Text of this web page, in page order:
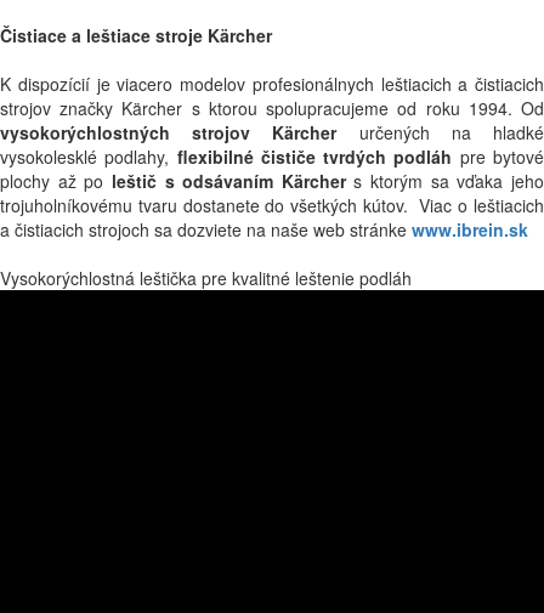
Čistiace a leštiace stroje Kärcher
K dispozícií je viacero modelov profesionálnych leštiacich a čistiacich
strojov značky Kärcher s ktorou spolupracujeme od roku 1994. Od
vysokorýchlostných strojov Kärcherurčených na hladké
vysokolesklé podlahy, flexibilné čističe tvrdých podláh pre bytové
plochy až po leštič s odsávaním Kärchers ktorým sa vďaka jeho
trojuholníkovému tvaru dostanete do všetkých kútov. Viac o leštiacich
a čistiacich strojoch sa dozviete na naše web stránke www.ibrein.sk
Vysokorýchlostná leštička pre kvalitné leštenie podláh